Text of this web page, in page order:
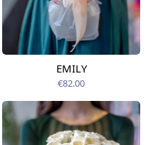
Pieejams šodien
EMILY
€82.00